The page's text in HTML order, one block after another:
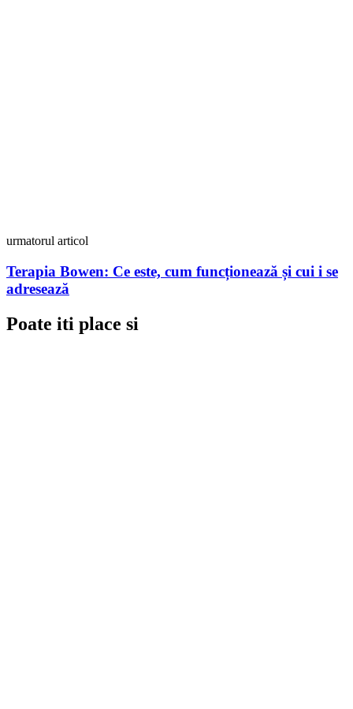
urmatorul articol
Terapia Bowen: Ce este, cum funcționează și cui i se
adresează
Poate iti place si